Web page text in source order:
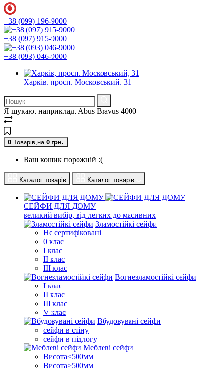
+38 (099) 196-9000
+38 (097) 915-9000
+38 (093) 046-9000
Харків, просп. Московський, 31
Я шукаю, наприклад, Abus Bravus 4000
0 Товарів,на 0 грн.
Ваш кошик порожній :(
Каталог товарів Каталог товарів
СЕЙФИ ДЛЯ ДОМУ
великий вибір, від легких до масивних
Зламостійкі сейфи
Не сертифіковані
0 клас
I клас
II клас
III клас
Вогнезламостійкі сейфи
I клас
II клас
III клас
V клас
Вбудовувані сейфи
сейфи в стіну
сейфи в підлогу
Меблеві сейфи
Висота<500мм
Висота>500мм